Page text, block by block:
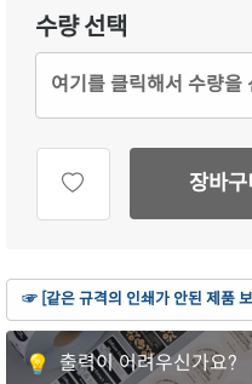
하늘색 모조
CL228B-DV037
연녹색 모조
CL228G-DV037잉
CL228P-DV037잉크
갈색 크라프트
CL228KR-DV037 잉
수량 선택
여기를 클릭해서 수량을
장바구
☞ [같은 규격의 인쇄가 안된 제품 보
출력이 어려우신가요?